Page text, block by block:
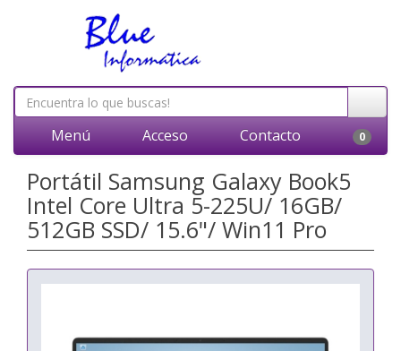
Menú Acceso Contacto 0
Portátil Samsung Galaxy Book5
Intel Core Ultra 5-225U/ 16GB/
512GB SSD/ 15.6"/ Win11 Pro